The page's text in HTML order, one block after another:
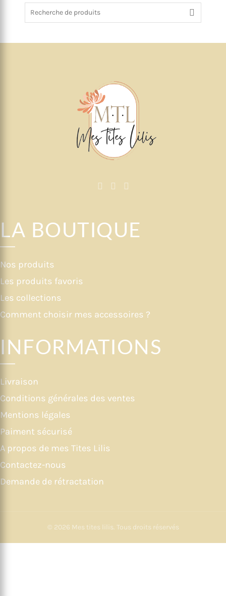
LA BOUTIQUE
Nos produits
Les produits favoris
Les collections
Comment choisir mes accessoires ?
INFORMATIONS
Livraison
Conditions générales des ventes
Mentions légales
Paiment sécurisé
A propos de mes Tites Lilis
Contactez-nous
Demande de rétractation
© 2026 Mes tites lilis. Tous droits réservés